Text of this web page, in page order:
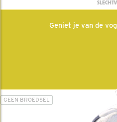
Geniet je van de
GEEN BROEDSEL